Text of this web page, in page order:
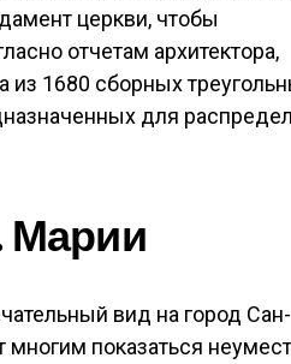
церкви, чтобы
отчетам архитектора,
из 1680 сборных
для
Марии
вид на город Сан-
показаться